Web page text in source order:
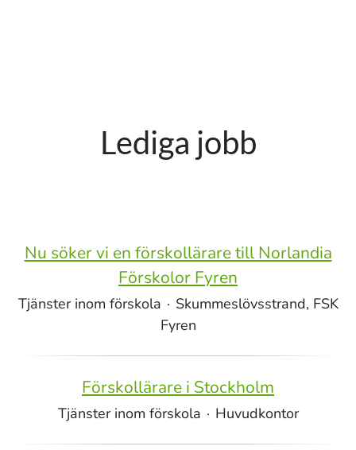
Lediga jobb
Nu söker vi en förskollärare till Norlandia
Förskolor Fyren
Tjänster inom förskola · Skummeslövsstrand, FSK
Fyren
Förskollärare i Stockholm
Tjänster inom förskola · Huvudkontor